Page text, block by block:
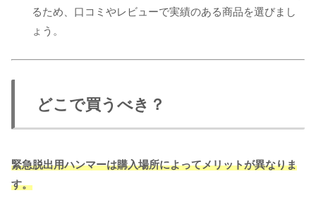
るため、口コミやレビューで実績のある商品を選びまし
ょう。
どこで買うべき？
緊急脱出用ハンマーは購入場所によってメリットが異なりま
す。